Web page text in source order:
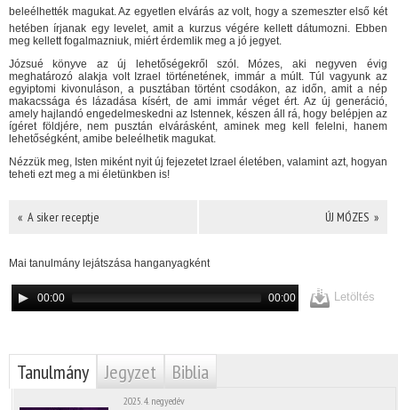
beleélhették magukat. Az egyetlen elvárás az volt, hogy a szemeszter első két
hetében írjanak egy levelet, amit a kurzus végére kellett dátumozni. Ebben
meg kellett fogalmazniuk, miért érdemlik meg a jó jegyet.
Józsué könyve az új lehetőségekről szól. Mózes, aki negyven évig
meghatározó alakja volt Izrael történetének, immár a múlt. Túl vagyunk az
egyiptomi kivonuláson, a pusztában történt csodákon, az időn, amit a nép
makacssága és lázadása kísért, de ami immár véget ért. Az új generáció,
amely hajlandó engedelmeskedni az Istennek, készen áll rá, hogy belépjen az
ígéret földjére, nem pusztán elvárásként, aminek meg kell felelni, hanem
lehetőségként, amibe beleélhetik magukat.
Nézzük meg, Isten miként nyit új fejezetet Izrael életében, valamint azt, hogyan
teheti ezt meg a mi életünkben is!
« A siker receptje ÚJ MÓZES »
Mai tanulmány lejátszása hanganyagként
00:00 00:00 Letöltés
Tanulmány Jegyzet Biblia
2025. 4. negyedév